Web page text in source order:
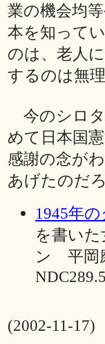
業の機会均
本を知って
のは、老人
するのは無理
今のシロ
めて日本国
感謝の念が
あげたのだろ
1945年
を書い
ン 平岡
NDC289.5
(2002-11-17)